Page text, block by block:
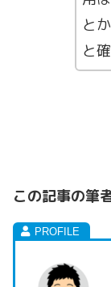
と
と
この記事の筆